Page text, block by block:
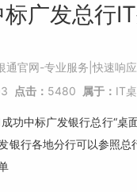
广发总行
通官网-专业服务|快速响应
点击： 5480 属于： IT
功中标广发银行总行“桌
银行各地分行可以参照总